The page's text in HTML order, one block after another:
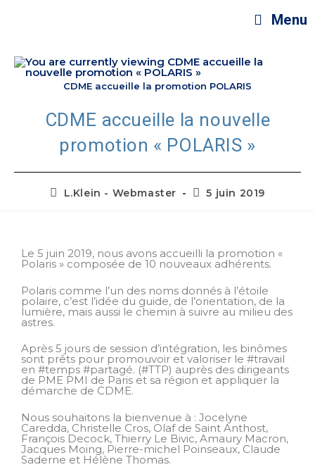
Menu
CDME accueille la promotion POLARIS
CDME accueille la nouvelle
promotion « POLARIS »
L.Klein - Webmaster 5 juin 2019
Le 5 juin 2019, nous avons accueilli la promotion «
Polaris » composée de 10 nouveaux adhérents.
Polaris comme l’un des noms donnés à l’étoile
polaire, c’est l’idée du guide, de l’orientation, de la
lumière, mais aussi le chemin à suivre au milieu des
astres.
Après 5 jours de session d’intégration, les binômes
sont prêts pour promouvoir et valoriser le #travail
en #temps #partagé. (#TTP) auprès des dirigeants
de PME PMI de Paris et sa région et appliquer la
démarche de CDME.
Nous souhaitons la bienvenue à : Jocelyne
Caredda, Christelle Cros, Olaf de Saint Anthost,
François Decock, Thierry Le Bivic, Amaury Macron,
Jacques Moing, Pierre-michel Poinseaux, Claude
Saderne et Hélène Thomas.